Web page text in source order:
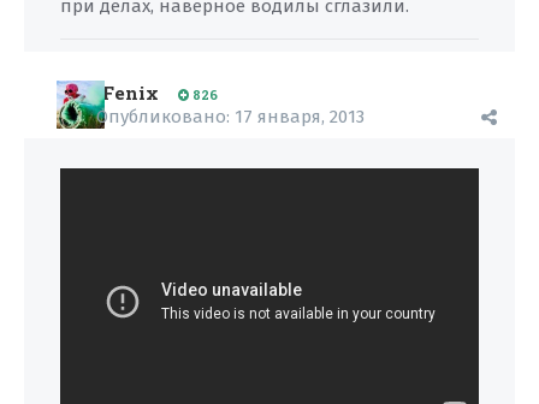
при делах, наверное водилы сглазили.
Fenix 826
Опубликовано: 17 января, 2013